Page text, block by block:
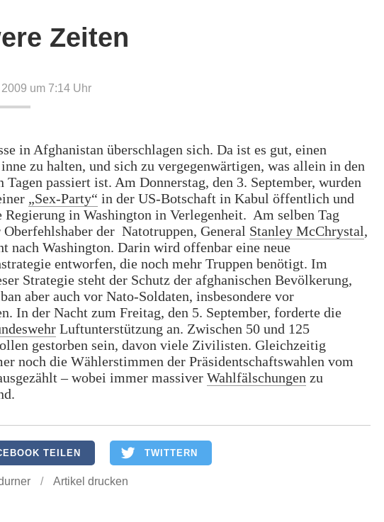
Zeiten
um 7:14 Uhr
in Afghanistan überschlagen sich. Da ist es gut, einen
zu halten, und sich zu vergegenwärtigen, was allein in den
Tagen passiert ist. Am Donnerstag, den 3. September, wurden
„Sex-Party“ in der US-Botschaft in Kabul öffentlich und
Regierung in Washington in Verlegenheit. Am selben Tag
der Natotruppen, General Stanley McChrystal,
nach Washington. Darin wird offenbar eine neue
entworfen, die noch mehr Truppen benötigt. Im
Strategie steht der Schutz der afghanischen Bevölkerung,
aber auch vor Nato-Soldaten, insbesondere vor
In der Nacht zum Freitag, den 5. September, forderte die
Luftunterstützung an. Zwischen 50 und 125
gestorben sein, davon viele Zivilisten. Gleichzeitig
noch die Wählerstimmen der Präsidentschaftswahlen vom
– wobei immer massiver Wahlfälschungen zu
TEILEN TWITTERN
/ Artikel drucken